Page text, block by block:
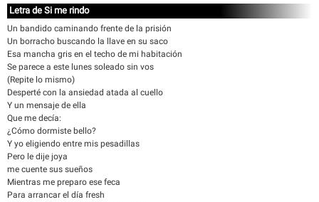
Letra de Si me rindo
Un bandido caminando frente de la prisión
Un borracho buscando la llave en su saco
Esa mancha gris en el techo de mi habitación
Se parece a este lunes soleado sin vos
(Repite lo mismo)
Desperté con la ansiedad atada al cuello
Y un mensaje de ella
Que me decía:
¿Cómo dormiste bello?
Y yo eligiendo entre mis pesadillas
Pero le dije joya
me cuente sus sueños
Mientras me preparo ese feca
Para arrancar el día fresh